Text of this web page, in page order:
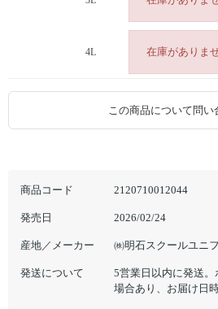
商品コード 2120710012044
発売日 2026/02/24
産地／メーカー ㈱明石スクールユニ
発送について
5営業日以内に発送
場合あり、お届け日
4L 在庫がありま
この商品について問い